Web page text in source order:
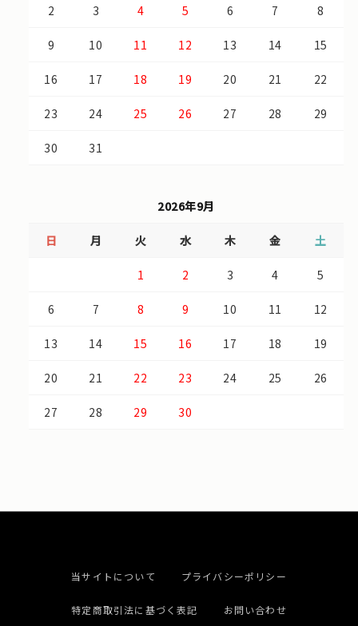
2 3 4 5 6 7 8
9 10 11 12 13 14 15
16 17 18 19 20 21 22
23 24 25 26 27 28 29
30 31
2026年9月
日 月 火 水 木 金 土
1 2 3 4 5
6 7 8 9 10 11 12
13 14 15 16 17 18 19
20 21 22 23 24 25 26
27 28 29 30
当サイトについて プライバシーポリシー
特定商取引法に基づく表記 お問い合わせ